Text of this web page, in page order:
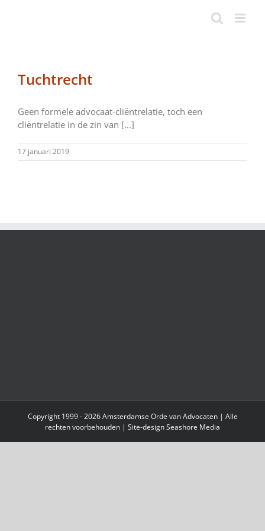
Tuchtrecht
Geen formele advocaat-cliëntrelatie, toch een
cliëntrelatie in de zin van [...]
17 januari 2019
Copyright 1999 - 2026 Amsterdamse Orde van Advocaten | Alle
rechten voorbehouden | Site-designSeashore Media